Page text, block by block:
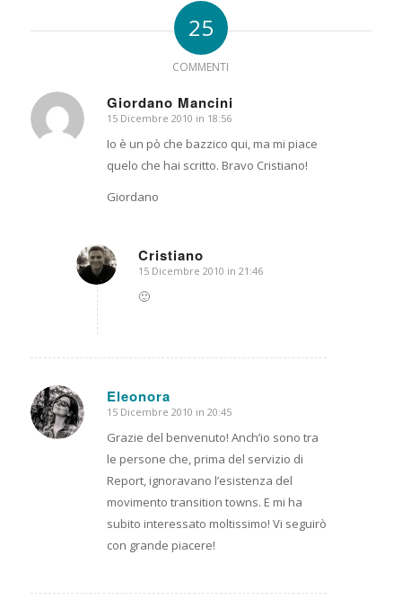
25
COMMENTI
Giordano Mancini
dice:
15 Dicembre 2010 in 18:56
Io è un pò che bazzico qui, ma mi piace
quelo che hai scritto. Bravo Cristiano!
Giordano
Cristiano
dice:
15 Dicembre 2010 in 21:46
🙂
Eleonora
dice:
15 Dicembre 2010 in 20:45
Grazie del benvenuto! Anch’io sono tra
le persone che, prima del servizio di
Report, ignoravano l’esistenza del
movimento transition towns. E mi ha
subito interessato moltissimo! Vi seguirò
con grande piacere!